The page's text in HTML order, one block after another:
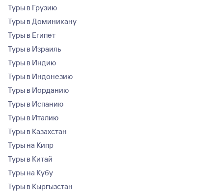
Туры в Грузию
Туры в Доминикану
Туры в Египет
Туры в Израиль
Туры в Индию
Туры в Индонезию
Туры в Иорданию
Туры в Испанию
Туры в Италию
Туры в Казахстан
Туры на Кипр
Туры в Китай
Туры на Кубу
Туры в Кыргызстан